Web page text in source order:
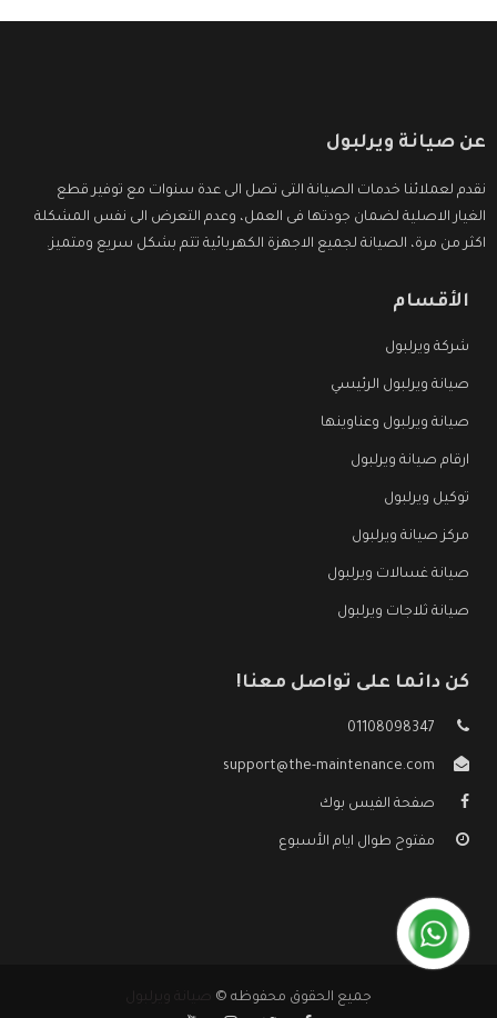
عن صيانة ويرلبول
نقدم لعملائنا خدمات الصيانة التى تصل الى عدة سنوات مع توفير قطع
الغيار الاصلية لضمان جودتها فى العمل، وعدم التعرض الى نفس المشكلة
اكثر من مرة، الصيانة لجميع الاجهزة الكهربائية تتم بشكل سريع ومتميز.
الأقسام
شركة ويرلبول
صيانة ويرلبول الرئيسي
صيانة ويرلبول وعناوينها
ارقام صيانة ويرلبول
توكيل ويرلبول
مركز صيانة ويرلبول
صيانة غسالات ويرلبول
صيانة ثلاجات ويرلبول
كن دائما على تواصل معنا!
01108098347
support@the-maintenance.com
صفحة الفيس بوك
مفتوح طوال ايام الأسبوع
جميع الحقوق محفوظه © صيانة ويرلبول